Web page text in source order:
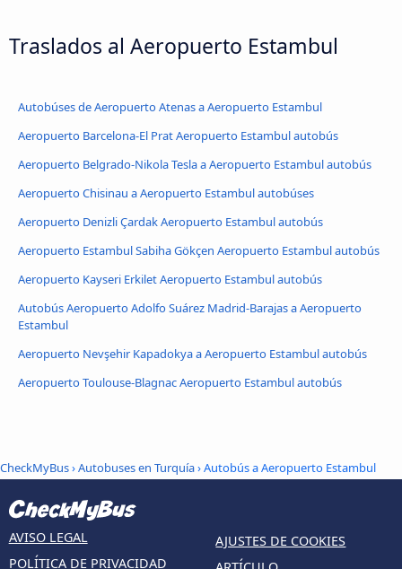
Traslados al Aeropuerto Estambul
Autobúses de Aeropuerto Atenas a Aeropuerto Estambul
Aeropuerto Barcelona-El Prat Aeropuerto Estambul autobús
Aeropuerto Belgrado-Nikola Tesla a Aeropuerto Estambul autobús
Aeropuerto Chisinau a Aeropuerto Estambul autobúses
Aeropuerto Denizli Çardak Aeropuerto Estambul autobús
Aeropuerto Estambul Sabiha Gökçen Aeropuerto Estambul autobús
Aeropuerto Kayseri Erkilet Aeropuerto Estambul autobús
Autobús Aeropuerto Adolfo Suárez Madrid-Barajas a Aeropuerto
Estambul
Aeropuerto Nevşehir Kapadokya a Aeropuerto Estambul autobús
Aeropuerto Toulouse-Blagnac Aeropuerto Estambul autobús
CheckMyBus›Autobuses en Turquía› Autobús a Aeropuerto Estambul
AVISO LEGAL
POLÍTICA DE PRIVACIDAD
AJUSTES DE COOKIES